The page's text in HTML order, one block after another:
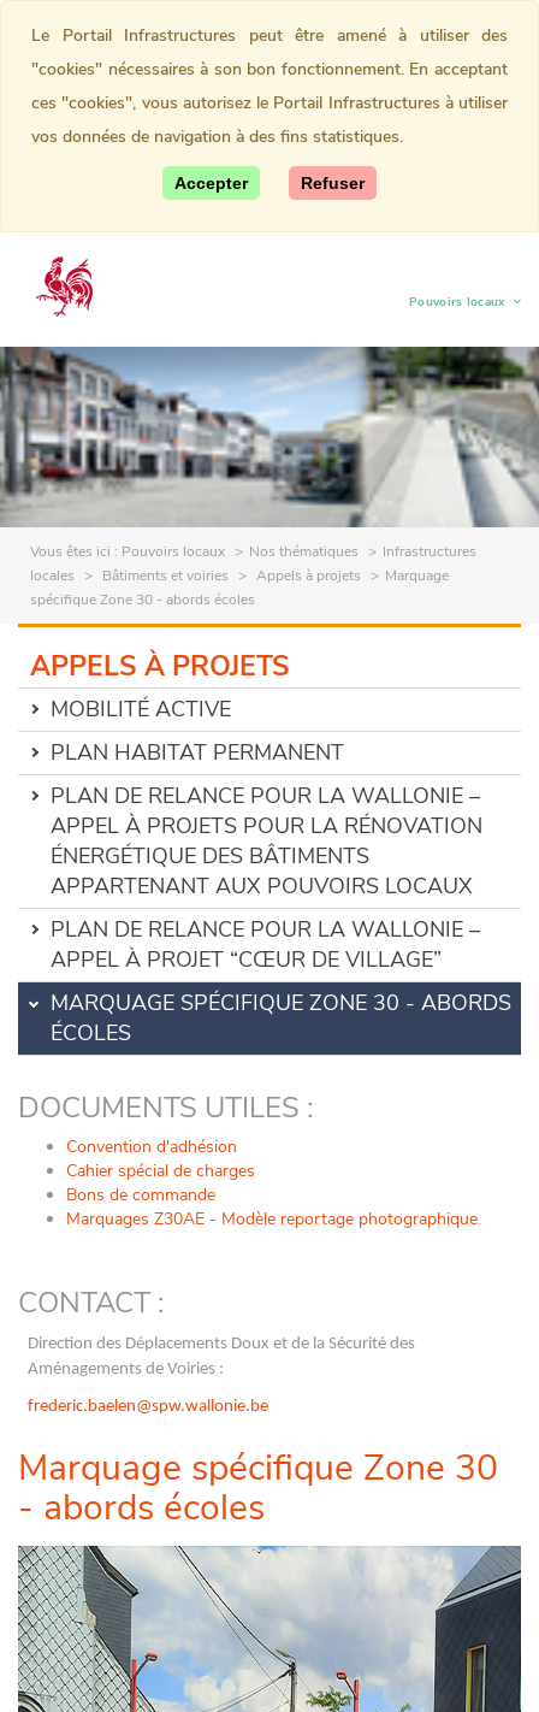
Pouvoirs locaux
(current)
Vous êtes ici : Pouvoirs locaux Nos thématiques
Infrastructures
locales
Bâtiments et voiries Appels à projets
Marquage
spécifique Zone 30 - abords écoles
APPELS À PROJETS
MOBILITÉ ACTIVE
PLAN HABITAT PERMANENT
PLAN DE RELANCE POUR LA WALLONIE –
APPEL À PROJETS POUR LA RÉNOVATION
ÉNERGÉTIQUE DES BÂTIMENTS
APPARTENANT AUX POUVOIRS LOCAUX
PLAN DE RELANCE POUR LA WALLONIE –
APPEL À PROJET “CŒUR DE VILLAGE”
MARQUAGE SPÉCIFIQUE ZONE 30 - ABORDS
ÉCOLES
DOCUMENTS UTILES :
Convention d'adhésion
Cahier spécial de charges
Bons de commande
Marquages Z30AE - Modèle reportage photographique.
CONTACT :
Direction des Déplacements Doux et de la Sécurité des
Aménagements de Voiries :
frederic.baelen@spw.wallonie.be
Marquage spécifique Zone 30
- abords écoles
Le Portail Infrastructures peut être amené à utiliser des
"cookies" nécessaires à son bon fonctionnement. En acceptant
ces "cookies", vous autorisez le Portail Infrastructures à utiliser
vos données de navigation à des fins statistiques.
Accepter Refuser